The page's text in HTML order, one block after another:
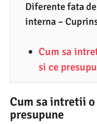
Diferente fata
interna –
Cum sa
si ce
Cum sa intretii
presupune